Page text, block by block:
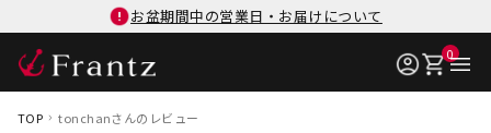
お盆期間中の営業日・お届けについて
0
TOP tonchanさんのレビュー